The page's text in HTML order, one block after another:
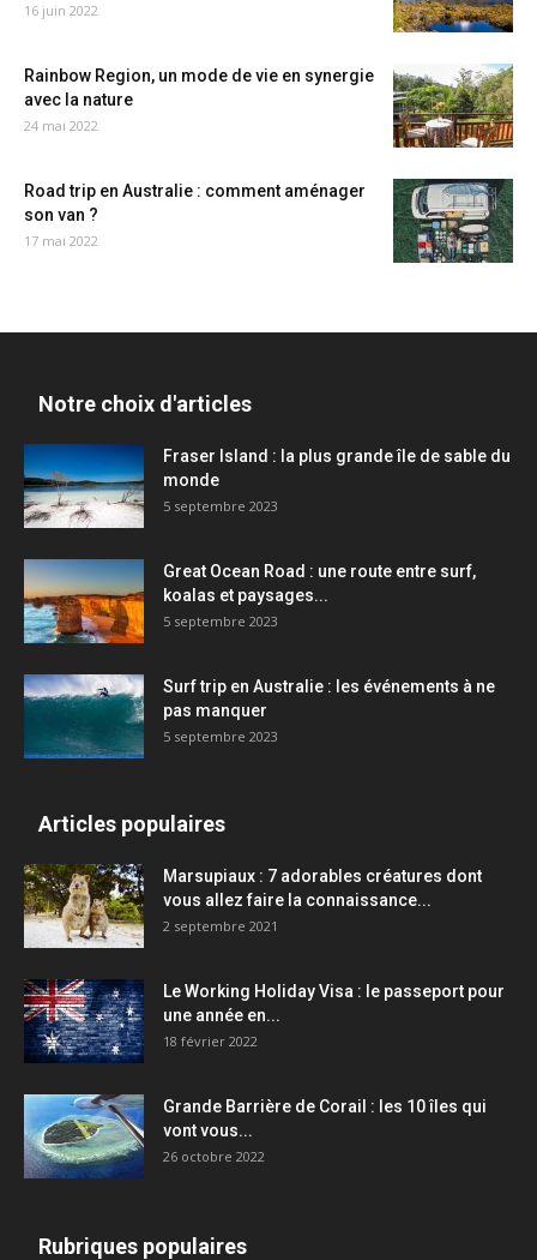
16 juin 2022
Rainbow Region, un mode de vie en synergie
avec la nature
24 mai 2022
Road trip en Australie : comment aménager
son van ?
17 mai 2022
Notre choix d'articles
Fraser Island : la plus grande île de sable du
monde
5 septembre 2023
Great Ocean Road : une route entre surf,
koalas et paysages...
5 septembre 2023
Surf trip en Australie : les événements à ne
pas manquer
5 septembre 2023
Articles populaires
Marsupiaux : 7 adorables créatures dont
vous allez faire la connaissance...
2 septembre 2021
Le Working Holiday Visa : le passeport pour
une année en...
18 février 2022
Grande Barrière de Corail : les 10 îles qui
vont vous...
26 octobre 2022
Rubriques populaires